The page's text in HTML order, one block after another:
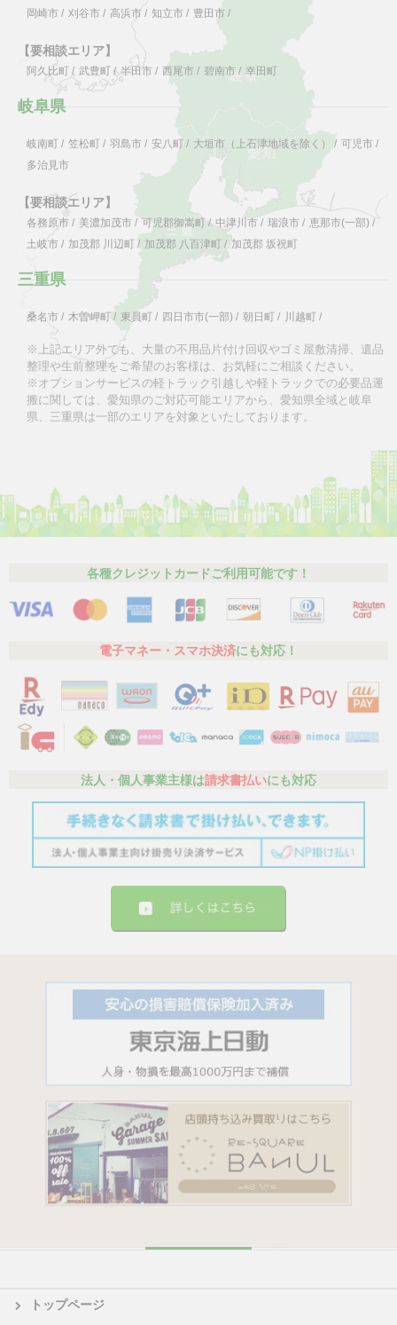
岡崎市 / 刈谷市 / 高浜市 / 知立市 / 豊田市 /
【要相談エリア】
阿久比町 / 武豊町 / 半田市 / 西尾市 / 碧南市 / 幸田町
岐阜県
岐南町 / 笠松町 / 羽島市 / 安八町 / 大垣市（上石津地域を除く） / 可児市 /
多治見市
【要相談エリア】
各務原市 / 美濃加茂市 / 可児郡御嵩町/ 中津川市 / 瑞浪市 / 恵那市(一部) /
土岐市 / 加茂郡 川辺町 / 加茂郡 八百津町 / 加茂郡 坂祝町
三重県
桑名市 / 木曽岬町/ 東員町 / 四日市市(一部) / 朝日町 / 川越町 /
※上記エリア外でも、大量の不用品片付け回収やゴミ屋敷清掃、遺品
整理や生前整理をご希望のお客様は、お気軽にご相談ください。
※オプションサービスの軽トラック引越しや軽トラックでの必要品運
搬に関しては、愛知県のご対応可能エリアから、愛知県全域と岐阜
県、三重県は一部のエリアを対象といたしております。
各種クレジットカードご利用可能です！
電子マネー・スマホ決済にも対応！
法人・個人事業主様は請求書払いにも対応
トップページ